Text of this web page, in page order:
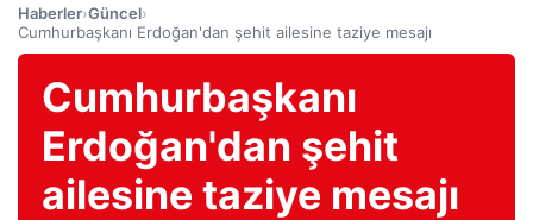
Haberler›Güncel›
Cumhurbaşkanı Erdoğan'dan şehit ailesine taziye mesajı
Cumhurbaşkanı
Erdoğan'dan şehit
ailesine taziye mesajı